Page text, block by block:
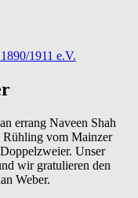
errang Naveen Shah
vom Mainzer
Unser
wir gratulieren den
Weber.